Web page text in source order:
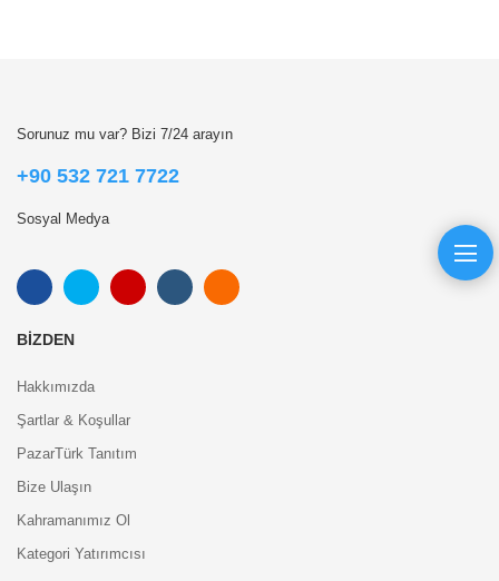
Sorunuz mu var? Bizi 7/24 arayın
+90 532 721 7722
Sosyal Medya
BIZDEN
Hakkımızda
Şartlar & Koşullar
PazarTürk Tanıtım
Bize Ulaşın
Kahramanımız Ol
Kategori Yatırımcısı